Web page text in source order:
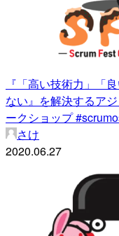
『「高い技術力」「
ない』を解決するア
ークショップ
さけ
2020.06.27